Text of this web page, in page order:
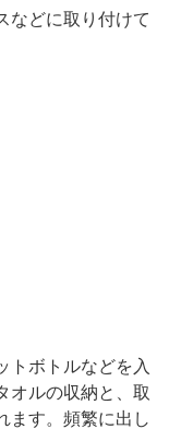
などに取り付けて
トボトルなどを入
オルの収納と、取
ます。頻繁に出し